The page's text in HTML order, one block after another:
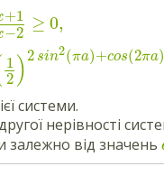
+1
−2 ≥ 0,
1
2 )2 sin2(πa)+cos(2πa)
системи.
нерівності
залежно від значень